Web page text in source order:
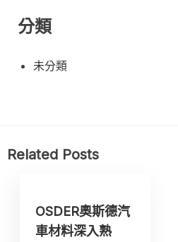
分類
未分類
Related Posts
OSDER奧斯德汽
車材料深入熟